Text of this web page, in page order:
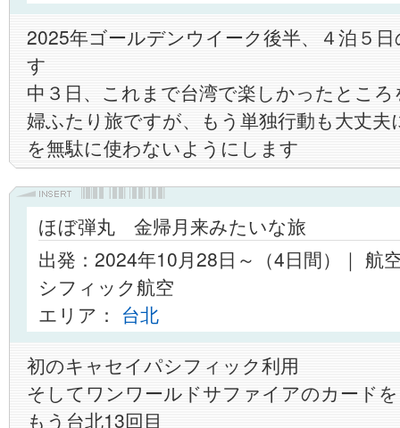
2025年ゴールデンウイーク後半、４泊５
す
中３日、これまで台湾で楽しかったとこ
婦ふたり旅ですが、もう単独行動も大丈
を無駄に使わないようにします
ほぼ弾丸 金帰月来みたいな旅
出発：2024年10月28日～（4日間）｜ 航
シフィック航空
エリア： 台北
初のキャセイパシフィック利用
そしてワンワールドサファイアのカード
もう台北13回目